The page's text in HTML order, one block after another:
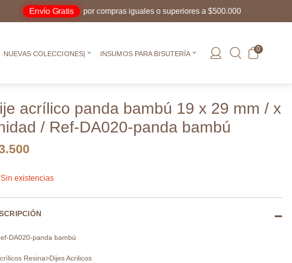
Envío Gratis por compras iguales o superiores a $500.000
NUEVAS COLECCIONES| INSUMOS PARA BISUTERÍA
0
acrílico panda bambú 19 x 29 mm / x
/ Ref-DA020-panda bambú
Sin existencias
DA020-panda bambú
Resina>Dijes Acrilicos